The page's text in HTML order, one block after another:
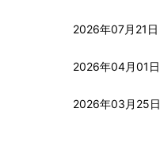
2026年07月21日
2026年04月01日
2026年03月25日